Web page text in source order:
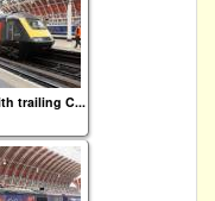
trailing C...